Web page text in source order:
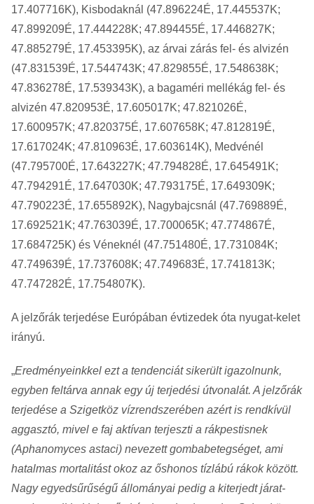
17.407716K), Kisbodaknál (47.896224É, 17.445537K;
47.899209É, 17.444228K; 47.894455É, 17.446827K;
47.885279É, 17.453395K), az árvai zárás fel- és alvizén
(47.831539É, 17.544743K; 47.829855É, 17.548638K;
47.836278É, 17.539343K), a bagaméri mellékág fel- és
alvizén 47.820953É, 17.605017K; 47.821026É,
17.600957K; 47.820375É, 17.607658K; 47.812819É,
17.617024K; 47.810963É, 17.603614K), Medvénél
(47.795700É, 17.643227K; 47.794828É, 17.645491K;
47.794291É, 17.647030K; 47.793175É, 17.649309K;
47.790223É, 17.655892K), Nagybajcsnál (47.769889É,
17.692521K; 47.763039É, 17.700065K; 47.774867É,
17.684725K) és Véneknél (47.751480É, 17.731084K;
47.749639É, 17.737608K; 47.749683É, 17.741813K;
47.747282É, 17.754807K).
A jelzőrák terjedése Európában évtizedek óta nyugat-kelet
irányú.
„Eredményeinkkel ezt a tendenciát sikerült igazolnunk,
egyben feltárva annak egy új terjedési útvonalát. A jelzőrák
terjedése a Szigetköz vízrendszerében azért is rendkívül
aggasztó, mivel e faj aktívan terjeszti a rákpestisnek
(Aphanomyces astaci) nevezett gombabetegséget, ami
hatalmas mortalitást okoz az őshonos tízlábú rákok között.
Nagy egyedsűrűségű állományai pedig a kiterjedt járat-